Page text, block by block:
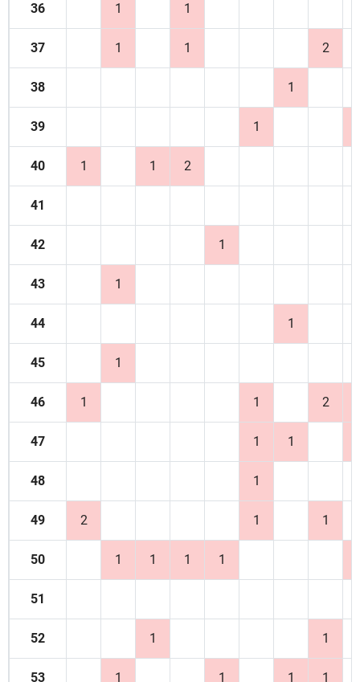
36 1 1
37 1 1 2
38 1
39 1
40 1 1 2
41
42 1
43 1
44 1
45 1
46 1 1 2
47 1 1
48 1
49 2 1 1
50 1 1 1 1
51
52 1 1
53 1 1 1 1